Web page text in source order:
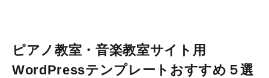
ピアノ教室・音楽教室サイト用
WordPressテンプレートおすすめ５選